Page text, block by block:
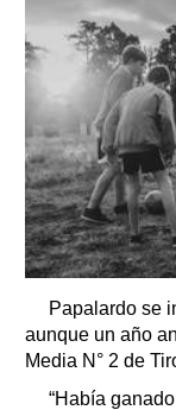
Papalardo se
aunque un año
Media N° 2 de
“Había